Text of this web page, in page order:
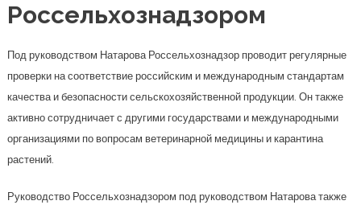
Россельхознадзором
Под руководством Натарова Россельхознадзор проводит регулярные
проверки на соответствие российским и международным стандартам
качества и безопасности сельскохозяйственной продукции. Он также
активно сотрудничает с другими государствами и международными
организациями по вопросам ветеринарной медицины и карантина
растений.
Руководство Россельхознадзором под руководством Натарова также